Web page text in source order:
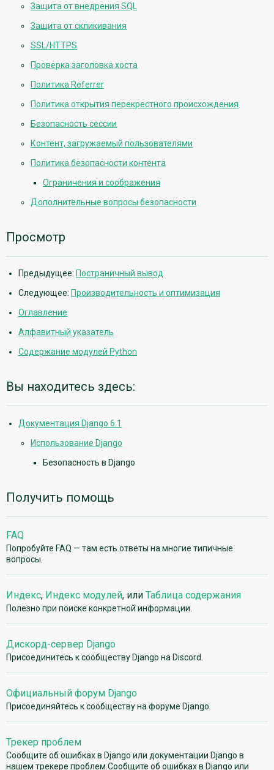
Защита от внедрения SQL
Защита от скликивания
SSL/HTTPS
Проверка заголовка хоста
Политика Referrer
Политика открытия перекрестного происхождения
Безопасность сессии
Контент, загружаемый пользователями
Политика безопасности контента
Ограничения и соображения
Дополнительные вопросы безопасности
Просмотр
Предыдущее: Постраничный вывод
Следующее: Производительность и оптимизация
Оглавление
Алфавитный указатель
Содержание модулей Python
Вы находитесь здесь:
Документация Django 6.1
Использование Django
Безопасность в Django
Получить помощь
FAQ
Попробуйте FAQ — там есть ответы на многие типичные
вопросы.
Индекс, Индекс модулей, или Таблица содержания
Полезно при поиске конкретной информации.
Дискорд-сервер Django
Присоединитесь к сообществу Django на Discord.
Официальный форум Django
Присоединяйтесь к сообществу на форуме Django.
Трекер проблем
Сообщите об ошибках в Django или документации Django в
нашем трекере проблем.Сообщите об ошибках в Django или